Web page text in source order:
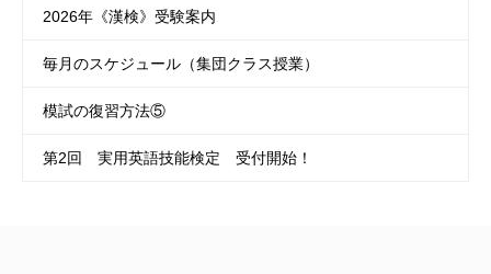
2026年《漢検》受験案内
毎月のスケジュール（集団クラス授業）
模試の復習方法⑤
第2回 実用英語技能検定 受付開始！